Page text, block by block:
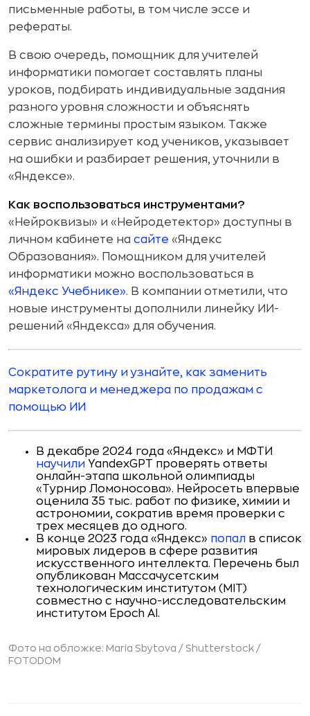
письменные работы, в том числе эссе и
рефераты.
В свою очередь, помощник для учителей
информатики помогает составлять планы
уроков, подбирать индивидуальные задания
разного уровня сложности и объяснять
сложные термины простым языком. Также
сервис анализирует код учеников, указывает
на ошибки и разбирает решения, уточнили в
«Яндексе».
Как воспользоваться инструментами?
«Нейроквизы» и «Нейродетектор» доступны в
личном кабинете на сайте «Яндекс
Образования». Помощником для учителей
информатики можно воспользоваться в
«Яндекс Учебнике». В компании отметили, что
новые инструменты дополнили линейку ИИ-
решений «Яндекса» для обучения.
Сократите рутину и узнайте, как заменить
маркетолога и менеджера по продажам с
помощью ИИ
В декабре 2024 года «Яндекс» и МФТИ
научили YandexGPT проверять ответы
онлайн-этапа школьной олимпиады
«Турнир Ломоносова». Нейросеть впервые
оценила 35 тыс. работ по физике, химии и
астрономии, сократив время проверки с
трех месяцев до одного.
В конце 2023 года «Яндекс» попал в список
мировых лидеров в сфере развития
искусственного интеллекта. Перечень был
опубликован Массачусетским
технологическим институтом (MIT)
совместно с научно-исследовательским
институтом Epoch AI.
Фото на обложке: Maria Sbytova / Shutterstock /
FOTODOM